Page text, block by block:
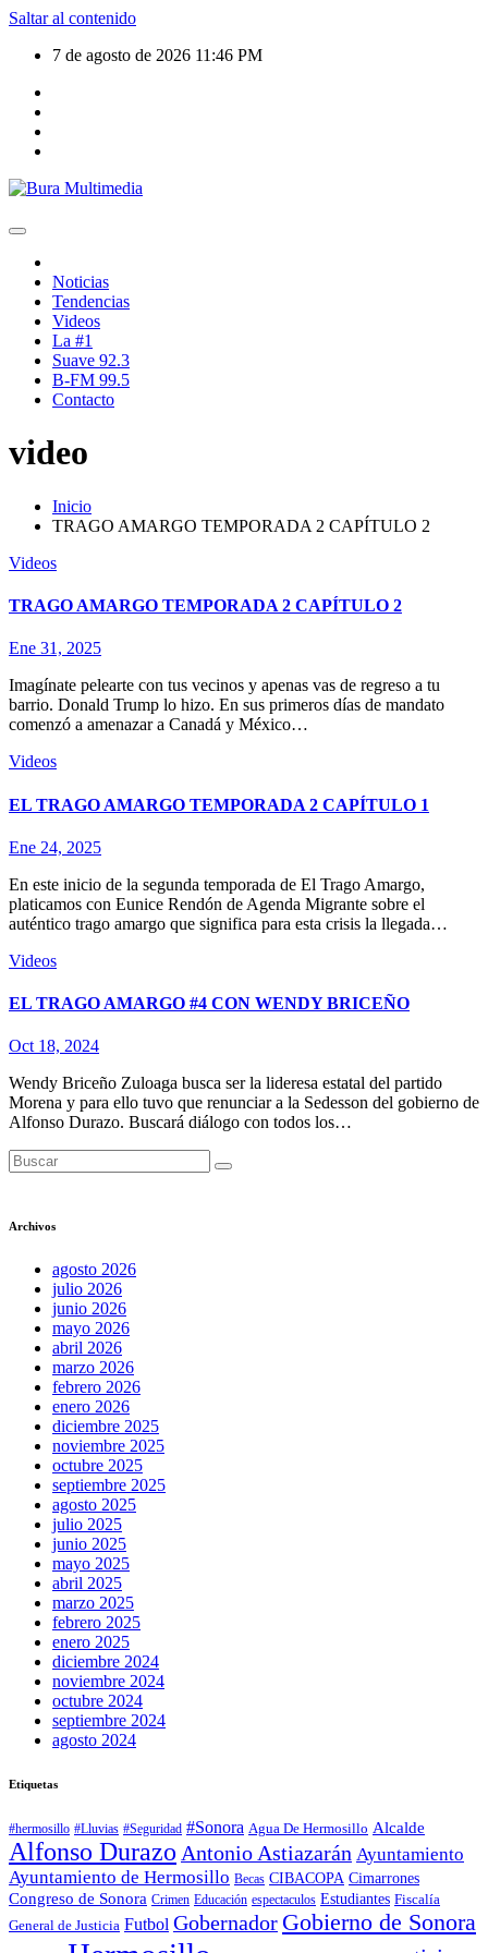
Saltar al contenido
7 de agosto de 2026 11:46 PM
Noticias
Tendencias
Videos
La #1
Suave 92.3
B-FM 99.5
Contacto
video
Inicio
TRAGO AMARGO TEMPORADA 2 CAPÍTULO 2
Videos
TRAGO AMARGO TEMPORADA 2 CAPÍTULO 2
Ene 31, 2025
Imagínate pelearte con tus vecinos y apenas vas de regreso a tu
barrio. Donald Trump lo hizo. En sus primeros días de mandato
comenzó a amenazar a Canadá y México…
Videos
EL TRAGO AMARGO TEMPORADA 2 CAPÍTULO 1
Ene 24, 2025
En este inicio de la segunda temporada de El Trago Amargo,
platicamos con Eunice Rendón de Agenda Migrante sobre el
auténtico trago amargo que significa para esta crisis la llegada…
Videos
EL TRAGO AMARGO #4 CON WENDY BRICEÑO
Oct 18, 2024
Wendy Briceño Zuloaga busca ser la lideresa estatal del partido
Morena y para ello tuvo que renunciar a la Sedesson del gobierno de
Alfonso Durazo. Buscará diálogo con todos los…
Archivos
agosto 2026
julio 2026
junio 2026
mayo 2026
abril 2026
marzo 2026
febrero 2026
enero 2026
diciembre 2025
noviembre 2025
octubre 2025
septiembre 2025
agosto 2025
julio 2025
junio 2025
mayo 2025
abril 2025
marzo 2025
febrero 2025
enero 2025
diciembre 2024
noviembre 2024
octubre 2024
septiembre 2024
agosto 2024
Etiquetas
#hermosillo #Lluvias #Seguridad #Sonora Agua De Hermosillo Alcalde
Alfonso Durazo Antonio Astiazarán Ayuntamiento
Ayuntamiento de Hermosillo Becas CIBACOPA Cimarrones
Congreso de Sonora Crimen Educación espectaculos Estudiantes Fiscalía
General de Justicia Futbol Gobernador Gobierno de Sonora